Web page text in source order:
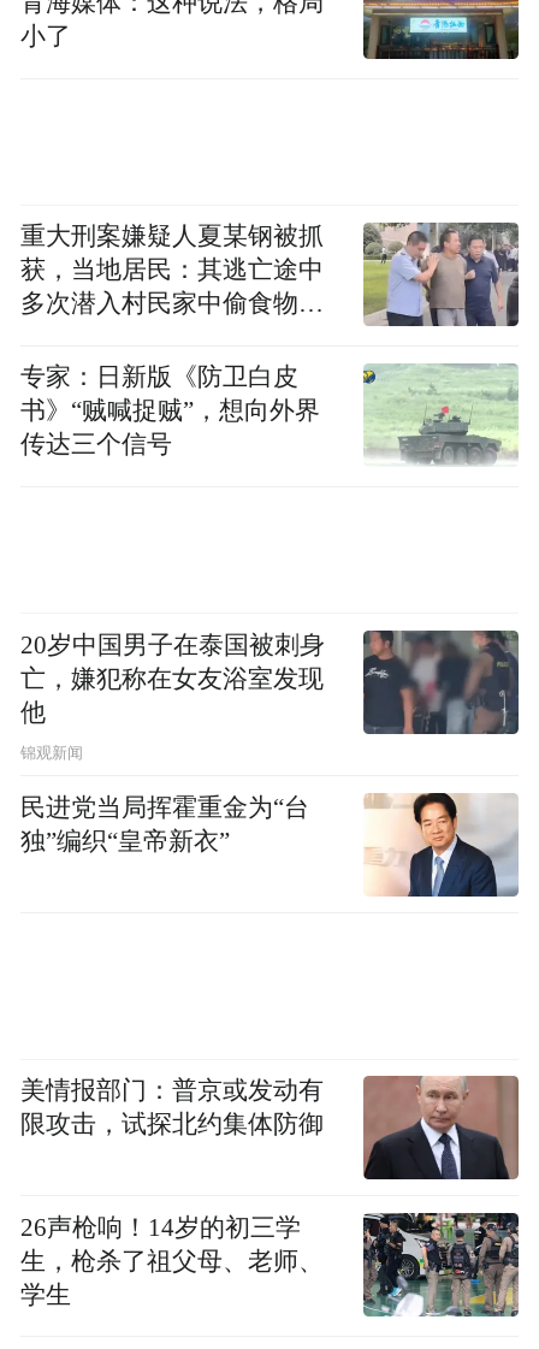
小了
重大刑案嫌疑人夏某钢被抓
获，当地居民：其逃亡途中
多次潜入村民家中偷食物被
专家：日新版《防卫白皮
书》“贼喊捉贼”，想向外界
传达三个信号
20岁中国男子在泰国被刺身
亡，嫌犯称在女友浴室发现
他
锦观新闻
民进党当局挥霍重金为“台
独”编织“皇帝新衣”
美情报部门：普京或发动有
限攻击，试探北约集体防御
26声枪响！14岁的初三学
生，枪杀了祖父母、老师、
学生